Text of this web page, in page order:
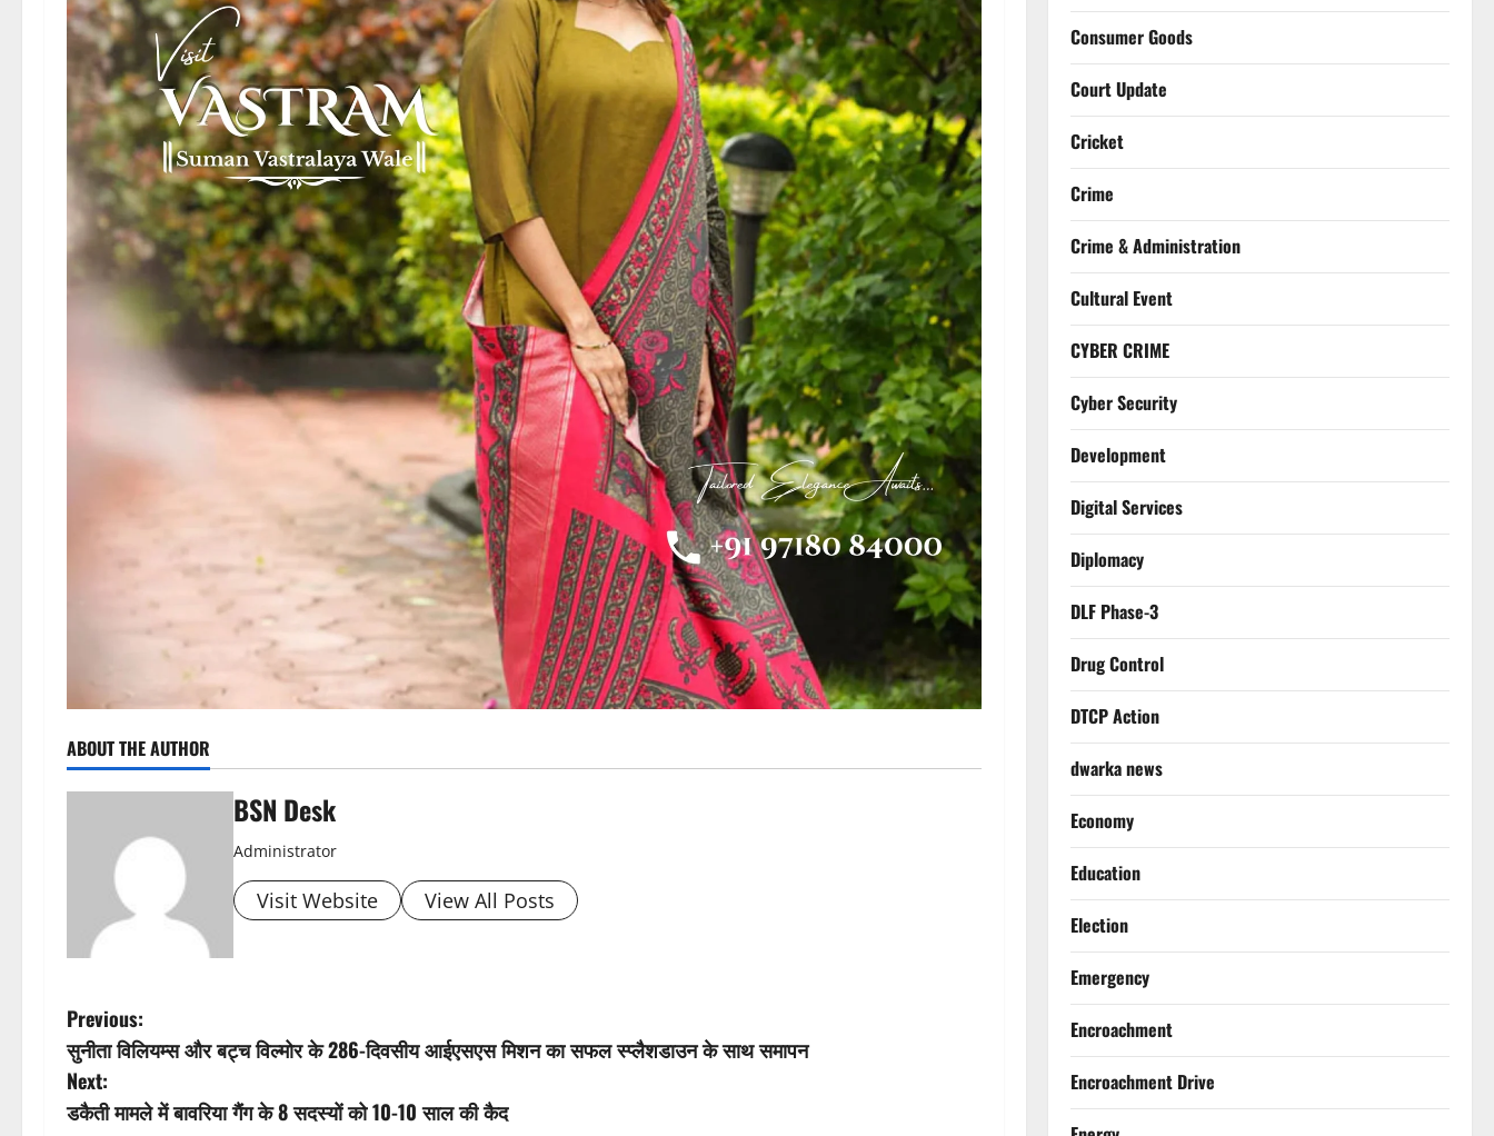
ABOUT THE AUTHOR
BSN Desk
Administrator
Visit Website View All Posts
P
o
s
Previous:
सुनीता विलियम्स और बट्च विल्मोर के 286-दिवसीय आईएसएस मिशन का सफल स्प्लैशडाउन के साथ समापन
Next:
डकैती मामले में बावरिया गैंग के 8 सदस्यों को 10-10 साल की कैद
Consumer Goods
Court Update
Cricket
Crime
Crime & Administration
Cultural Event
CYBER CRIME
Cyber Security
Development
Digital Services
Diplomacy
DLF Phase-3
Drug Control
DTCP Action
dwarka news
Economy
Education
Election
Emergency
Encroachment
Encroachment Drive